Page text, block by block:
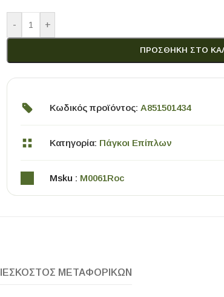
- +
ΠΡΟΣΘΉΚΗ ΣΤΟ
Κωδικός προϊόντος: A851501434
Κατηγορία: Πάγκοι Επίπλων
Msku : M0061Roc
ΚΌΣΤΟΣ ΜΕΤΑΦΟΡΙΚΏΝ